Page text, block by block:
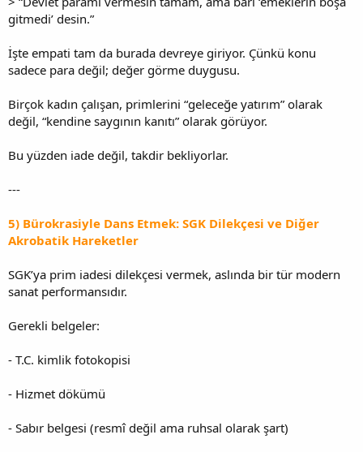
gitmedi’ desin.”
İşte empati tam da burada devreye giriyor. Çünkü konu
sadece para değil; değer görme duygusu.
Birçok kadın çalışan, primlerini “geleceğe yatırım” olarak
değil, “kendine saygının kanıtı” olarak görüyor.
Bu yüzden iade değil, takdir bekliyorlar.
---
5) Bürokrasiyle Dans Etmek: SGK Dilekçesi ve Diğer
Akrobatik Hareketler
SGK’ya prim iadesi dilekçesi vermek, aslında bir tür modern
sanat performansıdır.
Gerekli belgeler:
- T.C. kimlik fotokopisi
- Hizmet dökümü
- Sabır belgesi (resmî değil ama ruhsal olarak şart)